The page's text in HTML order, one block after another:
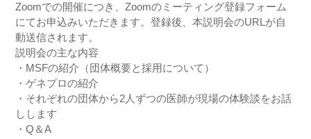
Zoomでの開催につき、Zoomのミーティング登録フォーム
にてお申込みいただきます。登録後、本説明会のURLが自
動送信されます。
説明会の主な内容
・MSFの紹介（団体概要と採用について）
・ゲネプロの紹介
・それぞれの団体から2人ずつの医師が現場の体験談をお話
しします
・Q＆A